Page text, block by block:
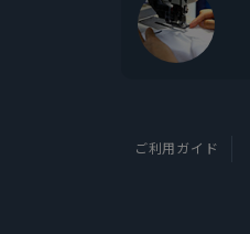
ご利用ガイド